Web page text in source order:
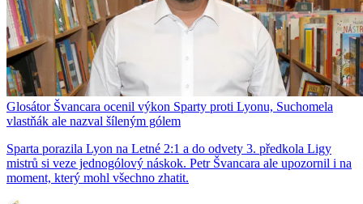
Glosátor Švancara ocenil výkon Sparty proti Lyonu, Suchomela
vlastňák ale nazval šíleným gólem
Sparta porazila Lyon na Letné 2:1 a do odvety 3. předkola Ligy
mistrů si veze jednogólový náskok. Petr Švancara ale upozornil i na
moment, který mohl všechno zhatit.